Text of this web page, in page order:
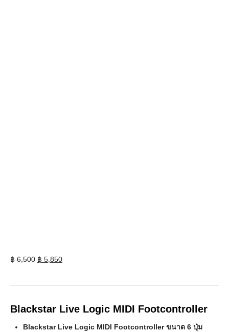
฿6,500 Original
฿ 5,850Current
Blackstar Live Logic MIDI Footcontroller
Blackstar Live Logic MIDI Footcontroller ขนาด 6 ปุ่ม